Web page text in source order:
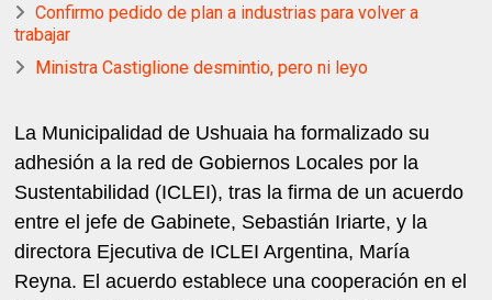
Confirmo pedido de plan a industrias para volver a
trabajar
Ministra Castiglione desmintio, pero ni leyo
La Municipalidad de Ushuaia ha formalizado su
adhesión a la red de Gobiernos Locales por la
Sustentabilidad (ICLEI), tras la firma de un acuerdo
entre el jefe de Gabinete, Sebastián Iriarte, y la
directora Ejecutiva de ICLEI Argentina, María
Reyna. El acuerdo establece una cooperación en el